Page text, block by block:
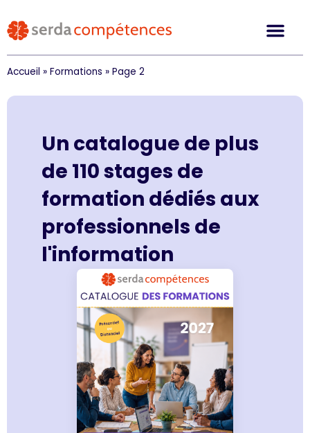
Accueil » Formations » Page 2
Un catalogue de plus
de 110 stages de
formation dédiés aux
professionnels de
l'information